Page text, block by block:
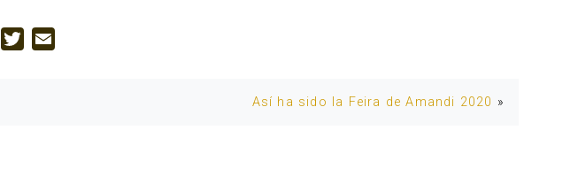
Facebook
Twitter
Así ha sido la Feira de Amandi 2020 »